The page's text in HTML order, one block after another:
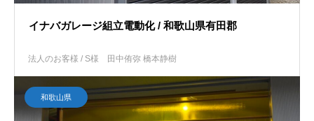
イナバガレージ組立電動化 / 和歌山県有田郡
法人のお客様 / S様 田中侑弥 橋本静樹
和歌山県